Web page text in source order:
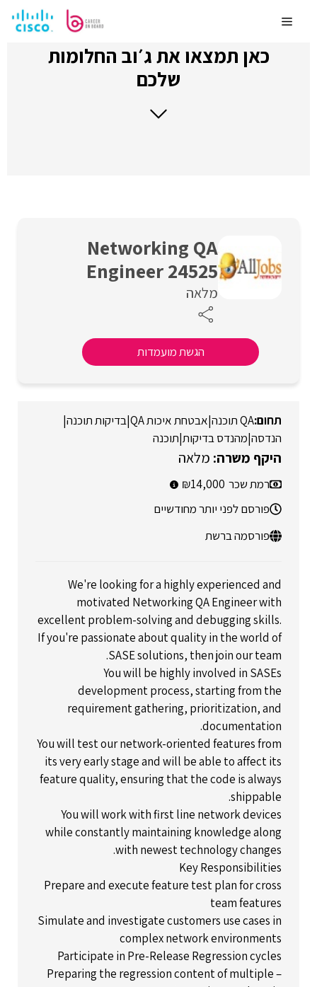
לתוכןMenu
כאן תמצאו את ג׳וב החלומות
שלכם
Networking QA
Engineer 24525
מלאה
הגשת מועמדות
QA תוכנה |אבטחת איכות QA |בדיקות תוכנה|
הנדסה|מהנדס בדיקות|תוכנה
מלאה
רמת שכר 14,000
פורסם לפני יותר מחודשיים
פורסמה ברשת
We're looking for a highly experienced and
motivated Networking QA Engineer with
excellent problem-solving and debugging skills.
If you're passionate about quality in the world of
SASE solutions, then join our team.
You will be highly involved in SASEs
development process, starting from the
requirement gathering, prioritization, and
documentation.
You will test our network-oriented features from
its very early stage and will be able to affect its
feature quality, ensuring that the code is always
shippable.
You will work with first line network devices
while constantly maintaining knowledge along
with newest technology changes.
Key Responsibilities
Prepare and execute feature test plan for cross
team features
Simulate and investigate customers use cases in
complex network environments
Participate in Pre-Release Regression cycles
– Preparing the regression content of multiple